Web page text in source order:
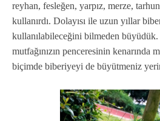
reyhan, fesleğen, yarpız, merze,
kullanırdı. Dolayısı ile uzun yıllar
kullanılabileceğini bilmeden
mutfağınızın penceresinin kenarında
biçimde biberiyeyi de büyütmeniz